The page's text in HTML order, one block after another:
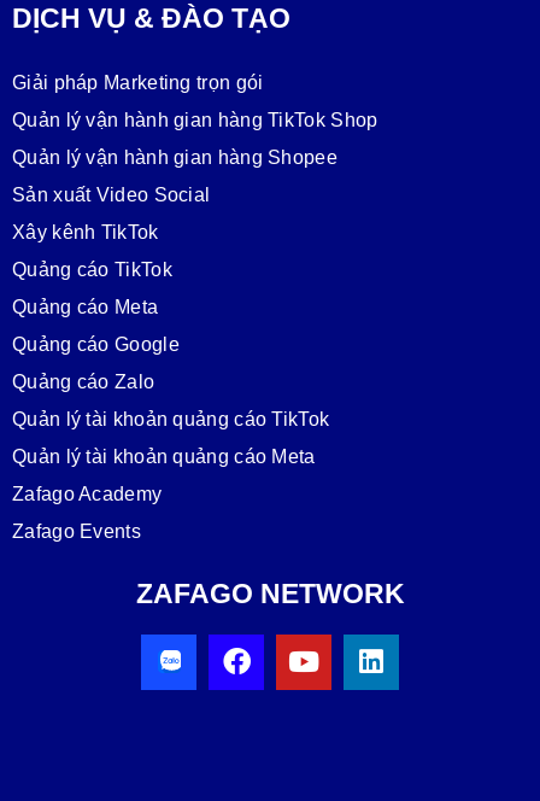
DỊCH VỤ & ĐÀO TẠO
Giải pháp Marketing trọn gói
Quản lý vận hành gian hàng TikTok Shop
Quản lý vận hành gian hàng Shopee
Sản xuất Video Social
Xây kênh TikTok
Quảng cáo TikTok
Quảng cáo Meta
Quảng cáo Google
Quảng cáo Zalo
Quản lý tài khoản quảng cáo TikTok
Quản lý tài khoản quảng cáo Meta
Zafago Academy
Zafago Events
ZAFAGO NETWORK